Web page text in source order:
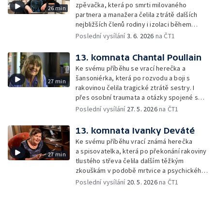
26 min
zpěvačka, která po smrti milovaného
partnera a manažera čelila ztrátě dalších
nejbližších členů rodiny i izolaci během
pandemie. V šedesáti letech zůstala sama,
Poslední vysílání3. 6. 2026 na ČT1
27 min
13. komnata Chantal Poullain
Ke svému příběhu se vrací herečka a
šansoniérka, která po rozvodu a boji s
rakovinou čelila tragické ztrátě sestry. I
přes osobní traumata a otázky spojené s
eutanázií v rodině si uchovává nezlomnou
Poslední vysílání 27. 5. 2026na ČT1
27 min
13. komnata Ivanky Deváté
Ke svému příběhu vrací známá herečka
a spisovatelka, která po překonání rakoviny
tlustého střeva čelila dalším těžkým
zkouškám v podobě mrtvice a psychického
vyčerpání.
Poslední vysílání 20. 5. 2026na ČT1